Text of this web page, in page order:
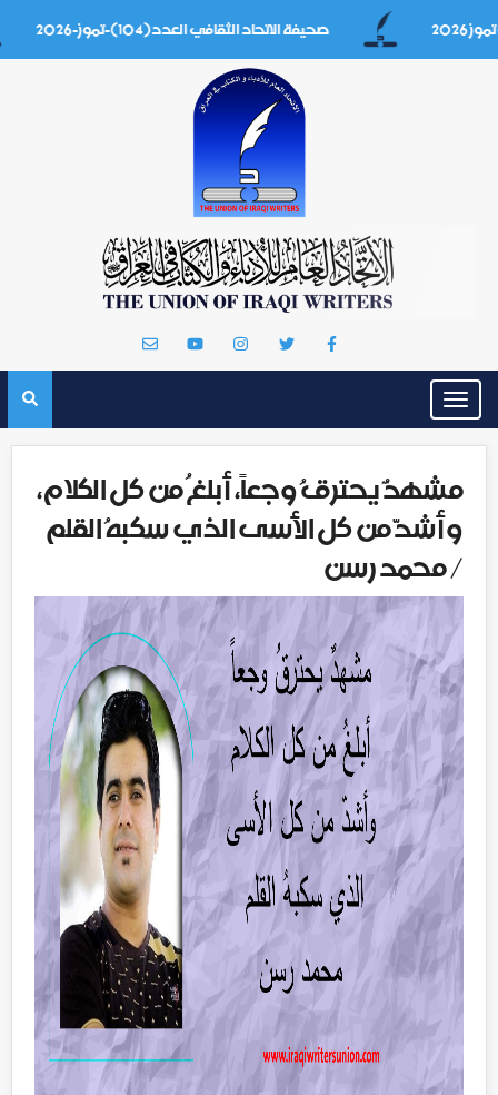
صحيفة الاتحاد الثقافي العدد(104)-تموز-2026
Toggle
navigation
مشهدٌ يحترقُ وجعاً، أبلغُ من كل الكلام،
وأشدّ من كل الأسى الذي سكبهُ القلم
/ محمد رسن